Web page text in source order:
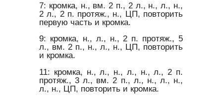
7: кромка, н., вм. 2 п., 2 л., н., л., н.,
2 л., 2 п. протяж., н., ЦП, повторить
первую часть и кромка.
9: кромка, н., л., н., 2 п. протяж., 5
л., вм. 2 п., н., л., н., ЦП, повторить
и кромка.
11: кромка, н., л., н., л., н., л., 2 п.
протяж., 3 л., вм. 2 п., л., н., л., н.,
л., н., ЦП, повторить и кромка.